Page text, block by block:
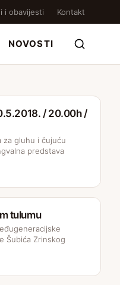
i obavijesti Kontakt
NOVOSTI
/ 20.00h /
za gluhu i čujuću
predstava
tulumu
Šubića Zrinskog